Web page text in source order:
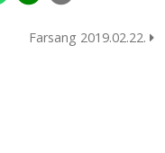
Farsang 2019.02.22.